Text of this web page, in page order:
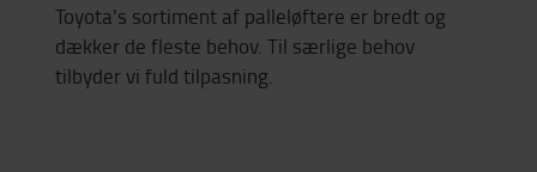
Toyota's sortiment af palleløftere er bredt og
dækker de fleste behov. Til særlige behov
tilbyder vi fuld tilpasning.